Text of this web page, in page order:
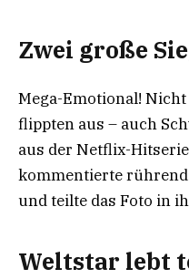
Zwei große
Mega-Emotional!
flippten aus – auch
aus der Netflix-
kommentierte
und teilte das Foto in
Weltstar lebt